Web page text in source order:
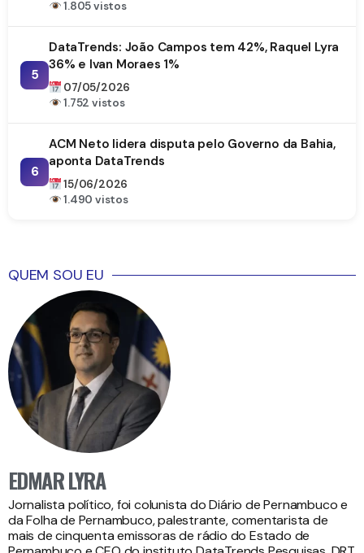
1.805 vistos
5
DataTrends: João Campos tem 42%, Raquel Lyra
36% e Ivan Moraes 1%
07/05/2026
1.752 vistos
6
ACM Neto lidera disputa pelo Governo da Bahia,
aponta DataTrends
15/06/2026
1.490 vistos
QUEM SOU EU
EDMAR LYRA
Jornalista político, foi colunista do Diário de Pernambuco e
da Folha de Pernambuco, palestrante, comentarista de
mais de cinquenta emissoras de rádio do Estado de